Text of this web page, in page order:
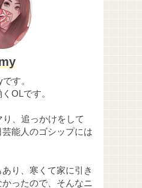
す。
OLです。
、追っかけをして
能人のゴシップには
り、寒くて家に引き
ったので、そんなニ